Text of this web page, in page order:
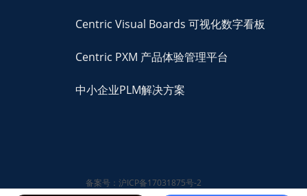
Centric Visual Boards 可视化数字看板
Centric PXM 产品体验管理平台
中小企业PLM解决方案
备案号：沪ICP备17031875号-2